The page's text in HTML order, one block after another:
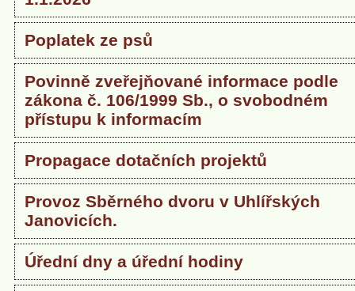
Poplatek ze psů
Povinně zveřejňované informace podle
zákona č. 106/1999 Sb., o svobodném
přístupu k informacím
Propagace dotačních projektů
Provoz Sběrného dvoru v Uhlířských
Janovicích.
Úřední dny a úřední hodiny